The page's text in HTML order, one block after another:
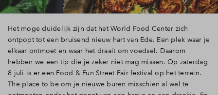
Het moge duidelijk zijn dat het World Food Center zich
ontpopt tot een bruisend nieuw hart van Ede. Een plek waar je
elkaar ontmoet en waar het draait om voedsel. Daarom
hebben we een tip die je zeker niet mag missen. Op zaterdag
8 juli is er een Food & Fun Street Fair festival op het terrein.
The place to be om je nieuwe buren misschien al wel te